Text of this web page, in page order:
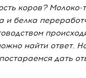
коров?
и белка
найти ответ.
дать